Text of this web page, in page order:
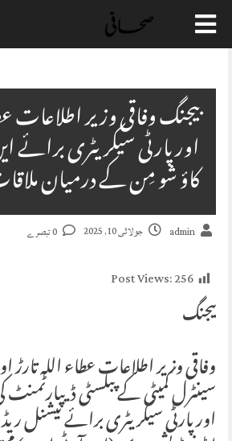
Skip
بیجنگ وفاقی وزیر اطلاعات
اور پارٹی سیکریٹری
کاؤ شو مِن کے درمیان
admin جولائی 10, 2025
Post Views:256
بیجنگ
وفاقی وزیر اطلاعات عطاء اللہ
سینٹرل کمیٹی کے پبلسٹی ڈیپارٹمنٹ
اور پارٹی سیکریٹری برائے نیشنل